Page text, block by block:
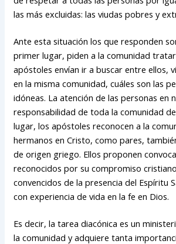
las más excluidas: las viudas pobres y
Ante esta situación los que responden
primer lugar, piden a la comunidad
apóstoles envían ir a buscar entre ellos,
en la misma comunidad, cuáles son las
idóneas. La atención de las personas en
responsabilidad de toda la comunidad
lugar, los apóstoles reconocen a la
hermanos en Cristo, como pares,
de origen griego. Ellos proponen
reconocidos por su compromiso
convencidos de la presencia del Espíritu
con experiencia de vida en la fe en Dios.
Es decir, la tarea diacónica es un
la comunidad y adquiere tanta